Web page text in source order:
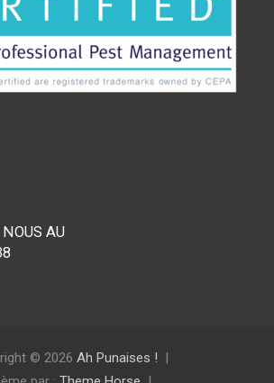
AU
© 2026 Ah Punaises !